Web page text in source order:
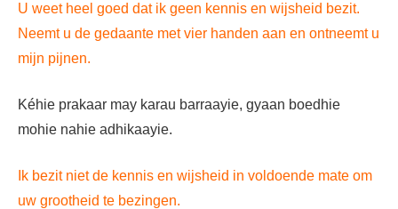
U weet heel goed dat ik geen kennis en wijsheid bezit.
Neemt u de gedaante met vier handen aan en ontneemt u
mijn pijnen.
Kéhie prakaar may karau barraayie, gyaan boedhie
mohie nahie adhikaayie.
Ik bezit niet de kennis en wijsheid in voldoende mate om
uw grootheid te bezingen.